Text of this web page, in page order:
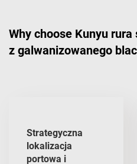
Why choose Kunyu
z galwanizowanego
Strategyczna
lokalizacja
portowa i